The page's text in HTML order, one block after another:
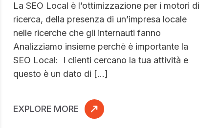
La SEO Local è l’ottimizzazione per i motori di
ricerca, della presenza di un’impresa locale
nelle ricerche che gli internauti fanno
Analizziamo insieme perchè è importante la
SEO Local: I clienti cercano la tua attività e
questo è un dato di […]
EXPLORE MORE